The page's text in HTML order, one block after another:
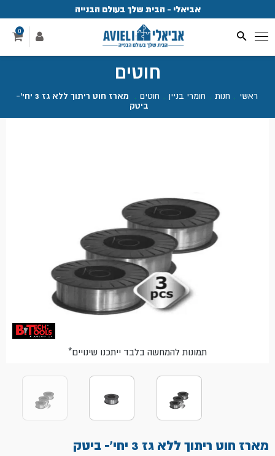
אביאלי - הבית שלך בעולם הבנייה
0
חוטים
ראשי חנות חומרי בניין חוטים
מארז חוט ריתוך ללא גז 3 יחי'-
ביטק
מארז חוט ריתוך ללא גז 3 יחי'- ביטק
*תמונות להמחשה בלבד ייתכנו שינויים